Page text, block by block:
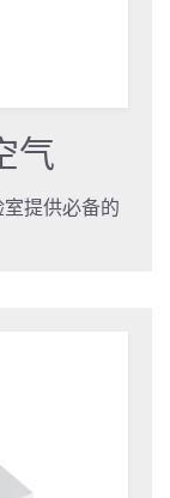
气
提供必备的